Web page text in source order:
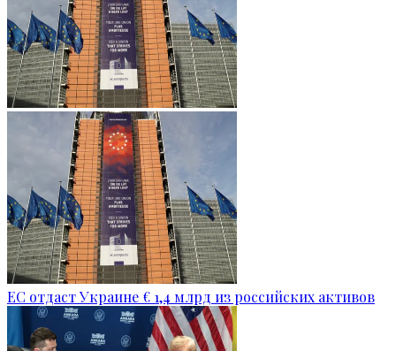
ЕС отдаст Украине € 1,4 млрд из российских активов